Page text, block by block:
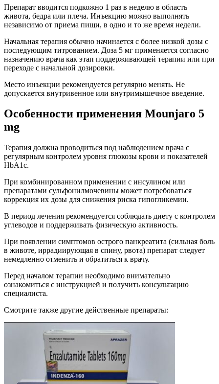
Препарат вводится подкожно 1 раз в неделю в область
живота, бедра или плеча. Инъекцию можно выполнять
независимо от приема пищи, в одно и то же время недели.
Начальная терапия обычно начинается с более низкой дозы с
последующим титрованием. Доза 5 мг применяется согласно
назначению врача как этап поддерживающей терапии или при
переходе с начальной дозировки.
Место инъекции рекомендуется регулярно менять. Не
допускается внутривенное или внутримышечное введение.
Особенности применения Mounjaro 5
mg
Терапия должна проводиться под наблюдением врача с
регулярным контролем уровня глюкозы крови и показателей
HbA1c.
При комбинированном применении с инсулином или
препаратами сульфонилмочевины может потребоваться
коррекция их дозы для снижения риска гипогликемии.
В период лечения рекомендуется соблюдать диету с контролем
углеводов и поддерживать физическую активность.
При появлении симптомов острого панкреатита (сильная боль
в животе, иррадиирующая в спину, рвота) препарат следует
немедленно отменить и обратиться к врачу.
Перед началом терапии необходимо внимательно
ознакомиться с инструкцией и получить консультацию
специалиста.
Смотрите также другие действенные препараты: